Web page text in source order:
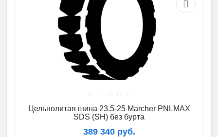
Цельнолитая шина 23.5-25 Marcher PNLMAX
SDS (SH) без бурта
389 340 руб.